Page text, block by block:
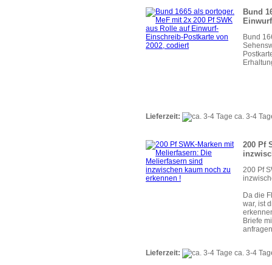
Bund
Bund
Lieferzeit: ca. 3-4
200 Pf
200 Pf
Da die
war, ist
Briefe
Lieferzeit: ca. 3-4